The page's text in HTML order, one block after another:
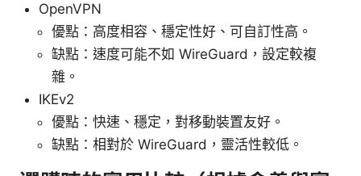
OpenVPN
優點：高度相容、穩定性好、可自訂性高。
缺點：速度可能不如 WireGuard，設定較複
雜。
IKEv2
優點：快速、穩定，對移動裝置友好。
缺點：相對於 WireGuard，靈活性較低。